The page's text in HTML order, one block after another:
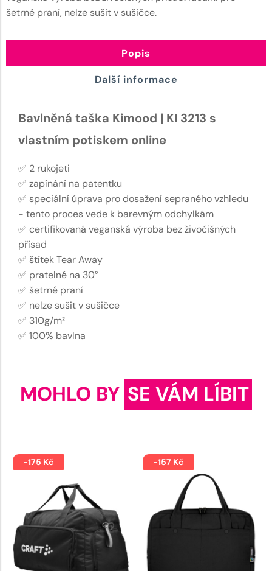
šetrné praní, nelze sušit v sušičce.
Popis
Další informace
Bavlněná taška Kimood | KI 3213 s
vlastním potiskem online
✅ 2 rukojeti
✅ zapínání na patentku
✅ speciální úprava pro dosažení sepraného vzhledu
- tento proces vede k barevným odchylkám
✅ certifikovaná veganská výroba bez živočišných
přísad
✅ štítek Tear Away
✅ pratelné na 30°
✅ šetrné praní
✅ nelze sušit v sušičce
✅ 310g/m²
✅ 100% bavlna
MOHLO BY SE VÁM LÍBIT
-175 Kč -157 Kč